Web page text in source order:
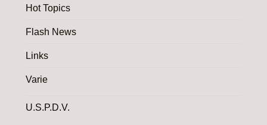
Hot Topics
Flash News
Links
Varie
U.S.P.D.V.